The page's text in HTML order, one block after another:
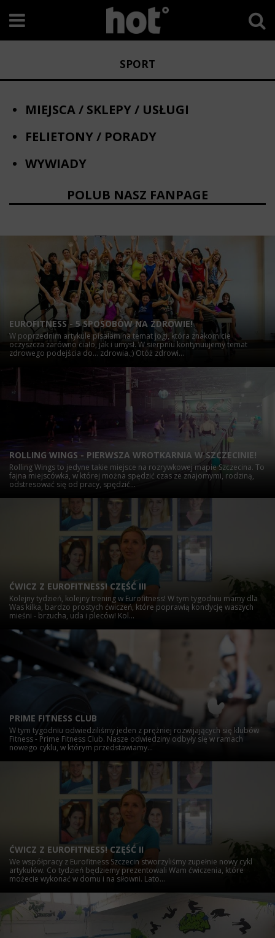
SPORT
MIEJSCA / SKLEPY / USŁUGI
FELIETONY / PORADY
WYWIADY
POLUB NASZ FANPAGE
EUROFITNESS - 5 SPOSOBÓW NA ZDROWIE!
W poprzednim artykule pisałam na temat jogi, która znakomicie
oczyszcza zarówno ciało, jak i umysł. W sierpniu kontynuujemy temat
zdrowego podejścia do… zdrowia.;) Otóż zdrowi...
ROLLING WINGS - PIERWSZA WROTKARNIA W SZCZECINIE!
Rolling Wings to jedyne takie miejsce na rozrywkowej mapie Szczecina. To
fajna miejscówka, w której można spędzić czas ze znajomymi, rodziną,
odstresować się od pracy, spędzić...
ĆWICZ Z EUROFITNESS! CZĘŚĆ III
Kolejny tydzień, kolejny trening w Eurofitness! W tym tygodniu mamy dla
Was kilka, bardzo prostych ćwiczeń, które poprawią kondycję waszych
mieśni - brzucha, uda i pleców! Kol...
PRIME FITNESS CLUB
W tym tygodniu odwiedziliśmy jeden z prężniej rozwijających się klubów
Fitness - Prime Fitness Club. Nasze odwiedziny odbyły się w ramach
nowego cyklu, w którym przedstawiamy...
ĆWICZ Z EUROFITNESS! CZĘŚĆ II
We współpracy z Eurofitness Szczecin stworzyliśmy zupełnie nowy cykl
artykułów. Co tydzień będziemy prezentowali Wam ćwiczenia, które
możecie wykonać w domu i na siłowni. Lato...